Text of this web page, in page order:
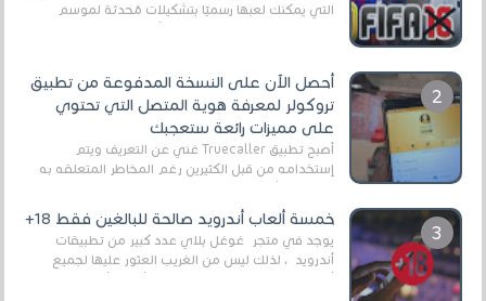
التي يمكنك لعبها رسميًا بتشكيلات مُحدثة لموسم
أحصل الآن على النسخة المدفوعة من تطبيق
تروكولر لمعرفة هوية المتصل التي تحتوي
على مميزات رائعة ستعجبك
أصبح تطبيق Truecaller غني عن التعريف ويتم
إستخدامه من قبل الكثيرين رغم المخاطر المتعلقه به
خمسة ألعاب أندرويد صالحة للبالغين فقط 18+
يوجد في متجر غوغل بلاي عدد كبير من تطبيقات
أندرويد ، لذلك ليس من الغريب العثور عليها لجميع